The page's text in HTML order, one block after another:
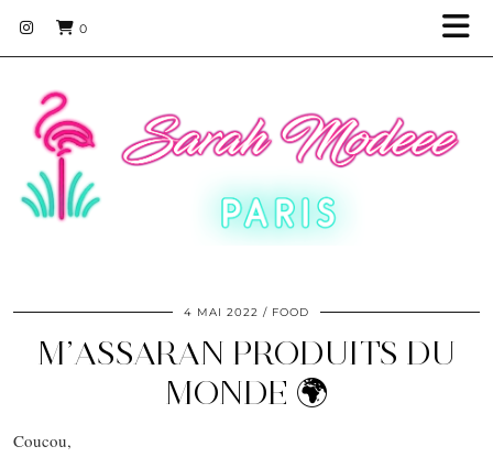
0
4 MAI 2022 FOOD
M’ASSARAN PRODUITS DU
MONDE 🌍
Coucou,